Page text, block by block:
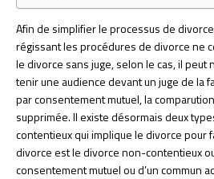
Afin de simplifier le processus de
régissant les procédures de divorce ne
le divorce sans juge, selon le cas, il
tenir une audience devant un juge de la
par consentement mutuel, la
supprimée. Il existe désormais deux
contentieux qui implique le divorce pour
divorce est le divorce non-contentieux
consentement mutuel ou d’un commun